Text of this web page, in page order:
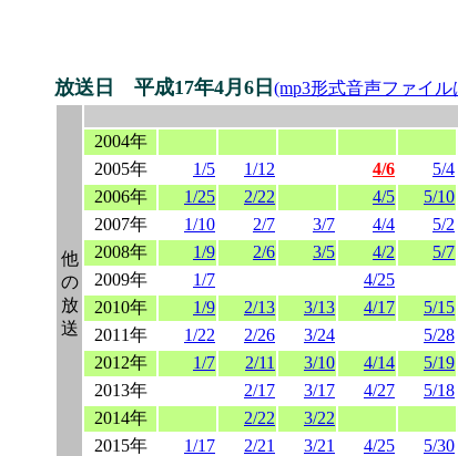
放送日 平成17年4月6日 (mp3形式音声ファイ
他
の
放
送
2004年
2005年
1/5 1/12 4/6 5/4
2006年
1/25 2/22 4/5 5/10
2007年
1/10 2/7 3/7 4/4 5/2
2008年
1/9 2/6 3/5 4/2 5/7
2009年
1/7 4/25
2010年
1/9 2/13 3/13 4/17 5/15
2011年
1/22 2/26 3/24 5/28
2012年
1/7 2/11 3/10 4/14 5/19
2013年
2/17 3/17 4/27 5/18
2014年
2/22 3/22
2015年
1/17 2/21 3/21 4/25 5/30